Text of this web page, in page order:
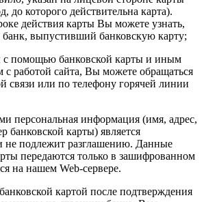
до которого действительна карта).
действия карты Вы можете узнать,
выпустивший банковскую карту;
с помощью банковской карты и иным
с работой сайта, Вы можете обращаться
связи или по телефону горячей линии
персональная информация (имя, адрес,
банковской карты) является
не подлежит разглашению. Данные
передаются только в зашифрованном
на нашем Web-сервере.
картой после подтверждения